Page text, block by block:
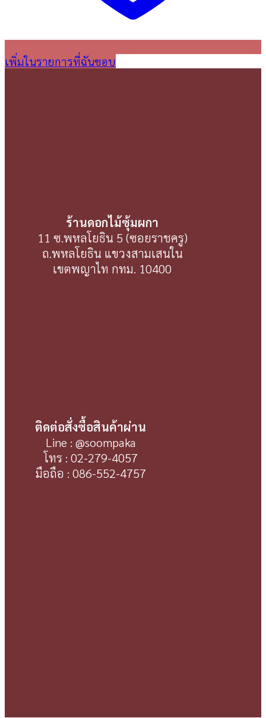
เพิ่มในรายการที่ฉันชอบ
ร้านดอกไม้ซุ้มผกา
11 ซ.พหลโยธิน 5 (ซอยราชครู)
ถ.พหลโยธิน แขวงสามเสนใน
เขตพญาไท กทม. 10400
ติดต่อสั่งซื้อสินค้าผ่าน
Line : @soompaka
โทร : 02-279-4057
มือถือ : 086-552-4757